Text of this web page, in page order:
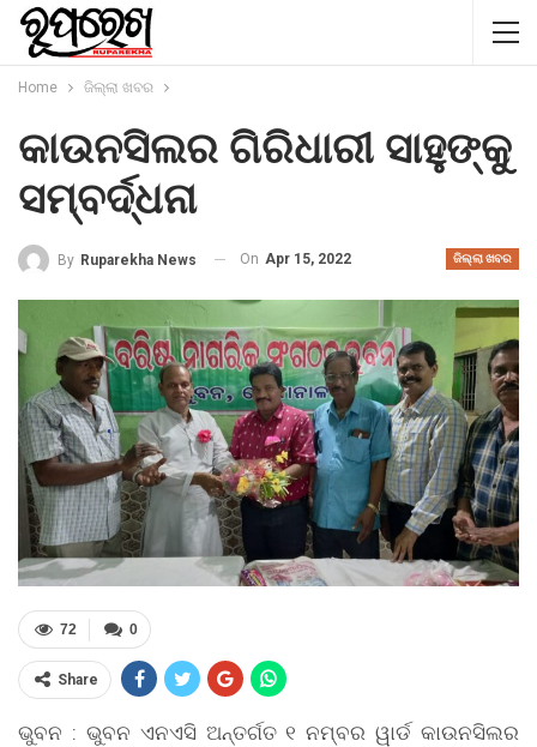
Home ଜିଲ୍ଲା ଖବର
କାଉନସିଲର ଗିରିଧାରୀ ସାହୁଙ୍କୁ
ସମ୍ବର୍ଦ୍ଧନା
ଜିଲ୍ଲା ଖବର
By Ruparekha News On Apr 15, 2022
0
72
Share
ଭୁବନ : ଭୁବନ ଏନଏସି ଅନ୍ତର୍ଗତ ୧ ନମ୍ବର ୱାର୍ଡ କାଉନସିଲର